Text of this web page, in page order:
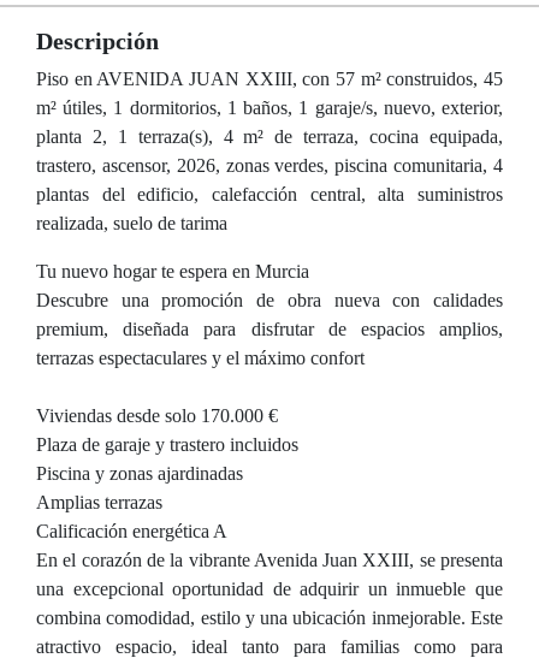
Descripción
Piso en AVENIDA JUAN XXIII, con 57 m² construidos, 45
m² útiles, 1 dormitorios, 1 baños, 1 garaje/s, nuevo, exterior,
planta 2, 1 terraza(s), 4 m² de terraza, cocina equipada,
trastero, ascensor, 2026, zonas verdes, piscina comunitaria, 4
plantas del edificio, calefacción central, alta suministros
realizada, suelo de tarima
Tu nuevo hogar te espera en Murcia
Descubre una promoción de obra nueva con calidades
premium, diseñada para disfrutar de espacios amplios,
terrazas espectaculares y el máximo confort
Viviendas desde solo 170.000 €
Plaza de garaje y trastero incluidos
Piscina y zonas ajardinadas
Amplias terrazas
Calificación energética A
En el corazón de la vibrante Avenida Juan XXIII, se presenta
una excepcional oportunidad de adquirir un inmueble que
combina comodidad, estilo y una ubicación inmejorable. Este
atractivo espacio, ideal tanto para familias como para